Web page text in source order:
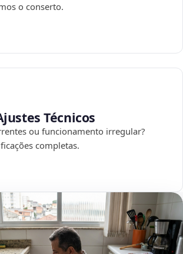
o conserto.
Técnicos
ou funcionamento irregular?
completas.